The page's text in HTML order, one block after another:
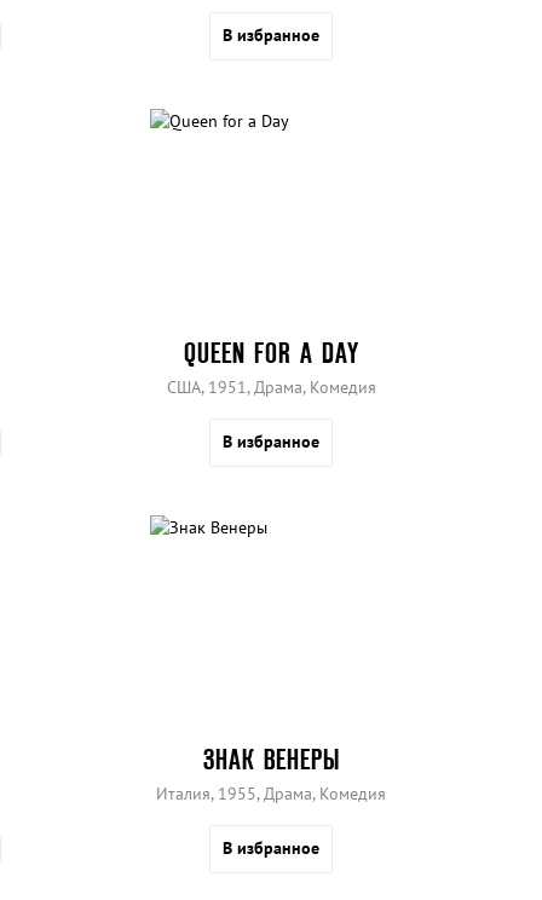
В избранное
QUEEN FOR A DAY
США, 1951, Драма, Комедия
В избранное
ЗНАК ВЕНЕРЫ
Италия, 1955, Драма, Комедия
В избранное